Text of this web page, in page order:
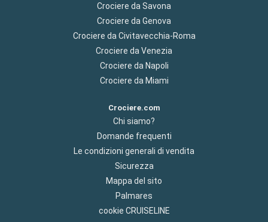
Crociere da Savona
Crociere da Genova
Crociere da Civitavecchia-Roma
Crociere da Venezia
Crociere da Napoli
Crociere da Miami
Crociere.com
Chi siamo?
Domande frequenti
Le condizioni generali di vendita
Sicurezza
Mappa del sito
Palmares
cookie CRUISELINE